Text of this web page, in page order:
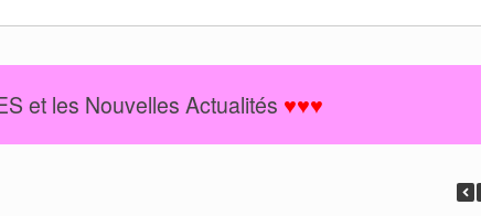
et les Nouvelles Actualités ♥♥♥